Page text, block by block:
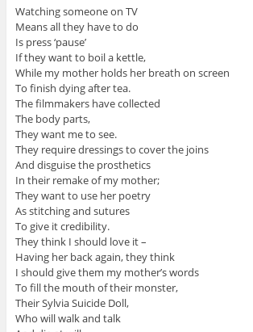
Watching someone on TV
Means all they have to do
Is press ‘pause’
If they want to boil a kettle,
While my mother holds her breath on screen
To finish dying after tea.
The filmmakers have collected
The body parts,
They want me to see.
They require dressings to cover the joins
And disguise the prosthetics
In their remake of my mother;
They want to use her poetry
As stitching and sutures
To give it credibility.
They think I should love it –
Having her back again, they think
I should give them my mother’s words
To fill the mouth of their monster,
Their Sylvia Suicide Doll,
Who will walk and talk